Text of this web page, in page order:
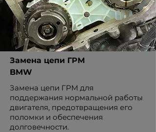
Замена цепи ГРМ
BMW
Замена цепи ГРМ для
поддержания нормальной работы
двигателя, предотвращения его
поломки и обеспечения
долговечности.